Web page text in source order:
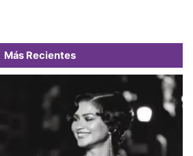
Más Recientes